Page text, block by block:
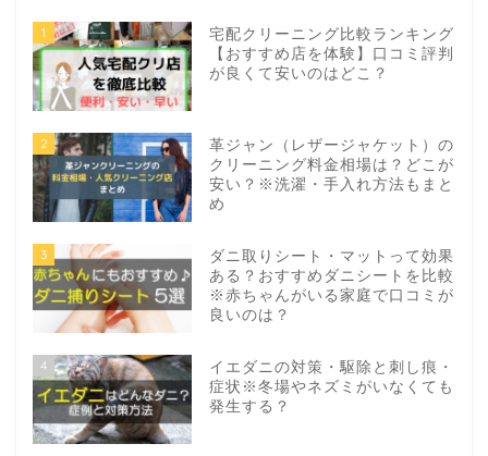
1
宅配クリーニング比較ランキング
【おすすめ店を体験】口コミ評判
が良くて安いのはどこ？
2
革ジャン（レザージャケット）の
クリーニング料金相場は？どこが
安い？※洗濯・手入れ方法もまと
め
3
ダニ取りシート・マットって効果
ある？おすすめダニシートを比較
※赤ちゃんがいる家庭で口コミが
良いのは？
4
イエダニの対策・駆除と刺し痕・
症状※冬場やネズミがいなくても
発生する？